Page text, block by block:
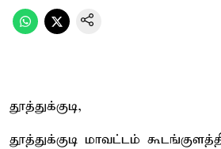
தூத்துக்குடி,
தூத்துக்குடி மாவட்டம்